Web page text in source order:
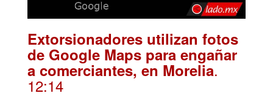
Extorsionadores utilizan fotos
de Google Maps para engañar
a comerciantes, en Morelia.
12:14